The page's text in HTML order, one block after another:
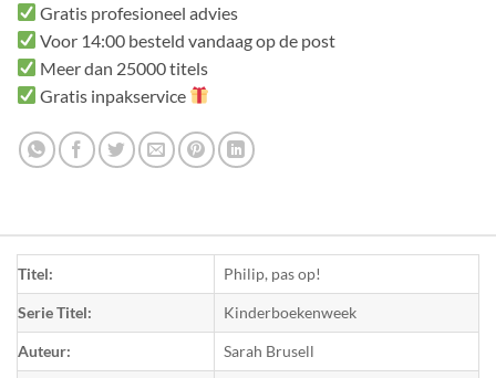
Gratis profesioneel advies
Voor 14:00 besteld vandaag op de post
Meer dan 25000 titels
Gratis inpakservice
Titel: Philip, pas op!
Serie Titel: Kinderboekenweek
Auteur: Sarah Brusell